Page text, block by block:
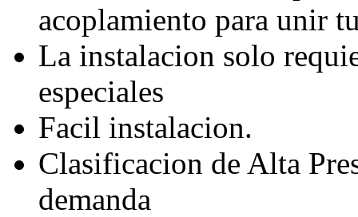
acoplamiento para unir
La instalacion solo
especiales
Facil instalacion.
Clasificacion de Alta
demanda